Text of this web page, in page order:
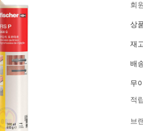
회
상
재
배
무
적
브